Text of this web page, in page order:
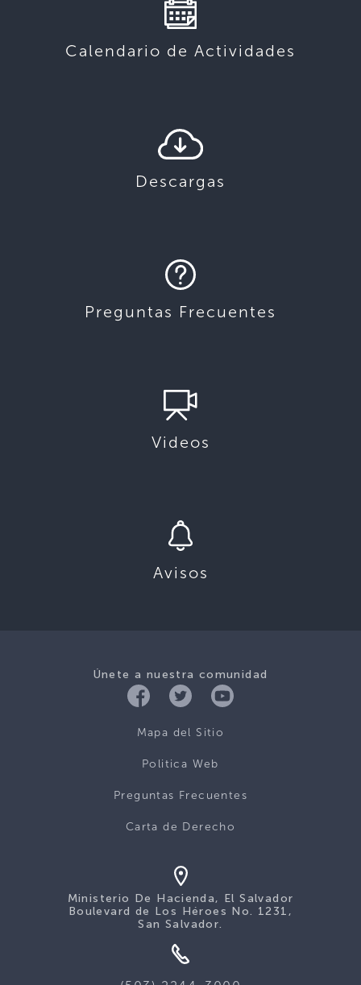
Calendario de Actividades
Descargas
Preguntas Frecuentes
Videos
Avisos
Únete a nuestra comunidad
Mapa del Sitio
Politica Web
Preguntas Frecuentes
Carta de Derecho
Ministerio De Hacienda, El Salvador
Boulevard de Los Héroes No. 1231,
San Salvador.